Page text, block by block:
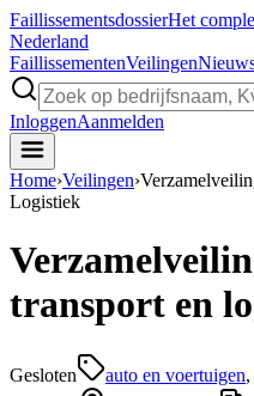
FaillissementsdossierHet
Nederland
FaillissementenVeilingen
InloggenAanmelden
Home›Veilingen›
Logistiek
transport en
Gesloten auto en voertuigen,